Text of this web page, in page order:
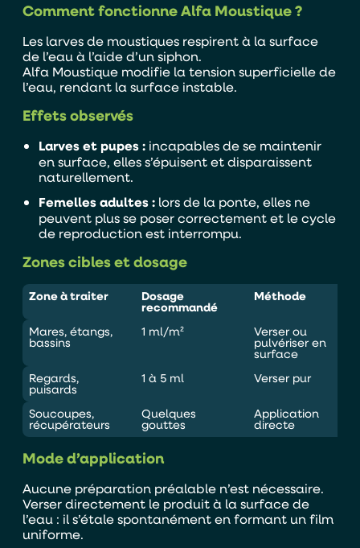
Je souhaite être contacter par :
Téléphone Mail
En soumettant ce formulaire, j'accepte que les
informations saisies soient exploitées par TASO
dans le cadre de ma demande de devis.
ENVOYER
Alternative:
Comment fonctionne Alfa Moustique ?
Les larves de moustiques respirent à la surface
de l’eau à l’aide d’un siphon.
Alfa Moustique modifie la tension superficielle de
l’eau, rendant la surface instable.
Effets observés
Larves et pupes : incapables de se maintenir
en surface, elles s’épuisent et disparaissent
naturellement.
Femelles adultes : lors de la ponte, elles ne
peuvent plus se poser correctement et le cycle
de reproduction est interrompu.
Zones cibles et dosage
Zone à traiter Dosage
recommandé
Méthode
Mares, étangs,
bassins
1 ml/m² Verser ou
pulvériser en
surface
Regards,
puisards
1 à 5 ml Verser pur
Soucoupes,
récupérateurs
Quelques
gouttes
Application
directe
Mode d’application
Aucune préparation préalable n’est nécessaire.
Verser directement le produit à la surface de
l’eau : il s’étale spontanément en formant un film
uniforme.